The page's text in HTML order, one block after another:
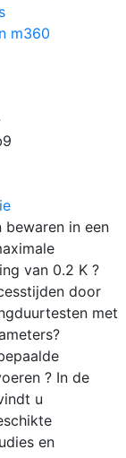
m360
bewaren in een
van 0.2 K ?
door
met
? In de
u
en